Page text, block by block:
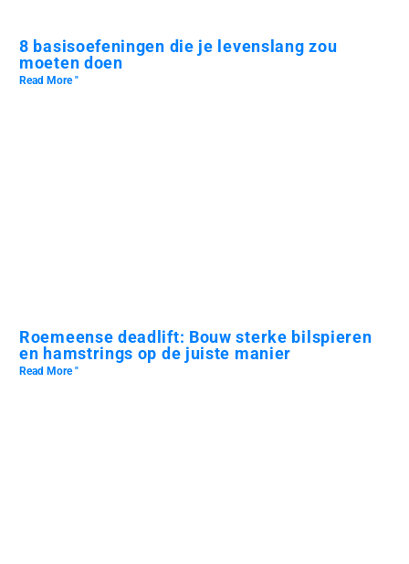
8 basisoefeningen die je levenslang zou
moeten doen
Read More "
Roemeense deadlift: Bouw sterke bilspieren
en hamstrings op de juiste manier
Read More "